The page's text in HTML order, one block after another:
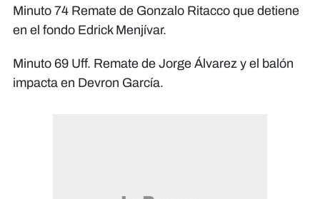
Minuto 74 Remate de Gonzalo Ritacco que detiene
en el fondo Edrick Menjívar.
Minuto 69 Uff. Remate de Jorge Álvarez y el balón
impacta en Devron García.